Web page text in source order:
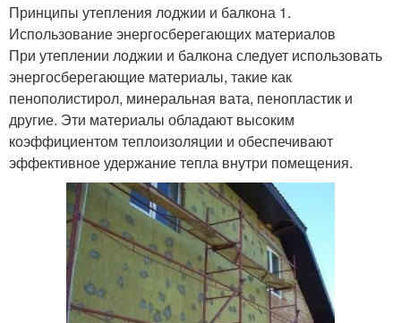
Принципы утепления лоджии и балкона 1.
Использование энергосберегающих материалов
При утеплении лоджии и балкона следует использовать
энергосберегающие материалы, такие как
пенополистирол, минеральная вата, пенопластик и
другие. Эти материалы обладают высоким
коэффициентом теплоизоляции и обеспечивают
эффективное удержание тепла внутри помещения.